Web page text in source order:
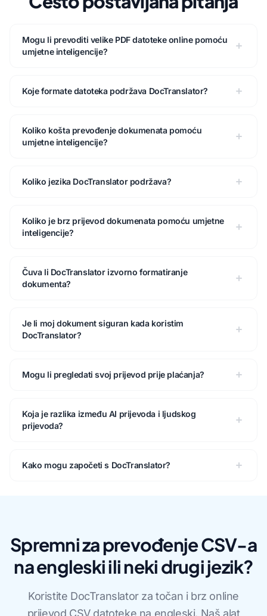
Mogu li prevoditi velike PDF datoteke online pomoću
umjetne inteligencije?
Koje formate datoteka podržava DocTranslator?
Koliko košta prevođenje dokumenata pomoću
umjetne inteligencije?
Koliko jezika DocTranslator podržava?
Koliko je brz prijevod dokumenata pomoću umjetne
inteligencije?
Čuva li DocTranslator izvorno formatiranje
dokumenta?
Je li moj dokument siguran kada koristim
DocTranslator?
Mogu li pregledati svoj prijevod prije plaćanja?
Koja je razlika između AI prijevoda i ljudskog
prijevoda?
Kako mogu započeti s DocTranslator?
Spremni za prevođenje CSV-a
na engleski ili neki drugi jezik?
Koristite DocTranslator za točan i brz online
prijevod CSV datoteke na engleski. Naš alat